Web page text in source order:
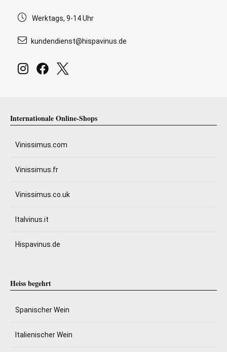
Werktags, 9-14 Uhr
kundendienst@hispavinus.de
Internationale Online-Shops
Vinissimus.com
Vinissimus.fr
Vinissimus.co.uk
Italvinus.it
Hispavinus.de
Heiss begehrt
Spanischer Wein
Italienischer Wein